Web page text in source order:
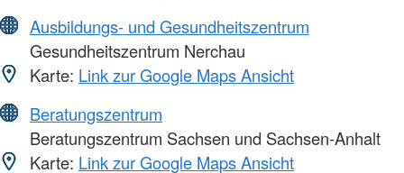
Ausbildungs- und Gesundheitszentrum
Gesundheitszentrum Nerchau
Karte: Link zur Google Maps Ansicht
Beratungszentrum
Beratungszentrum Sachsen und Sachsen-Anhalt
Karte: Link zur Google Maps Ansicht